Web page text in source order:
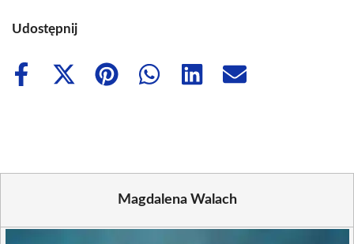
Udostępnij
Share
Share
Share
Share
Share
Share
Magdalena Walach